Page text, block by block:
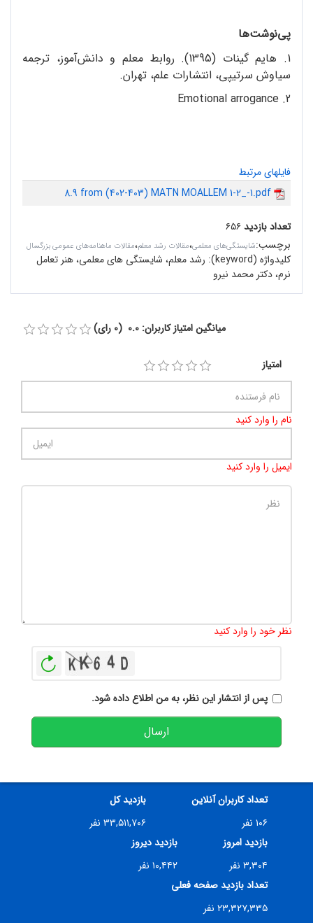
پی‌نوشت‌ها
1. هایم گینات (1395). روابط معلم و دانش‌آموز، ترجمه
سیاوش سرتیپی، انتشارات علم، تهران.
2. Emotional arrogance
فایلهای مرتبط
8.9 from (402-403) MATN MOALLEM 1-2_-1.pdf
تعداد بازدید۶۵۶
برچسب:شایستگی‌های معلمی،مقالات رشد معلم،مقالات ماهنامه‌های عمومی بزرگسال
کلیدواژه (keyword):
رشد معلم، شایستگی های معلمی، هنر تعامل
نرم، دکتر محمد نیرو
میانگین امتیاز کاربران: 0.0 (0 رای)
امتیاز
نام را وارد کنید
ایمیل را وارد کنید
نظر خود را وارد کنید
پس از انتشار این نظر، به من اطلاع داده شود.
ارسال
تعداد کاربران آنلاین
۱۰۶ نفر
بازدید کل
۳۳,۵۱۱,۷۰۶ نفر
بازدید امروز
۳,۳۰۴ نفر
بازدید دیروز
۱۰,۴۴۲ نفر
تعداد بازدید صفحه فعلی
۲۳,۳۲۷,۳۳۵ نفر